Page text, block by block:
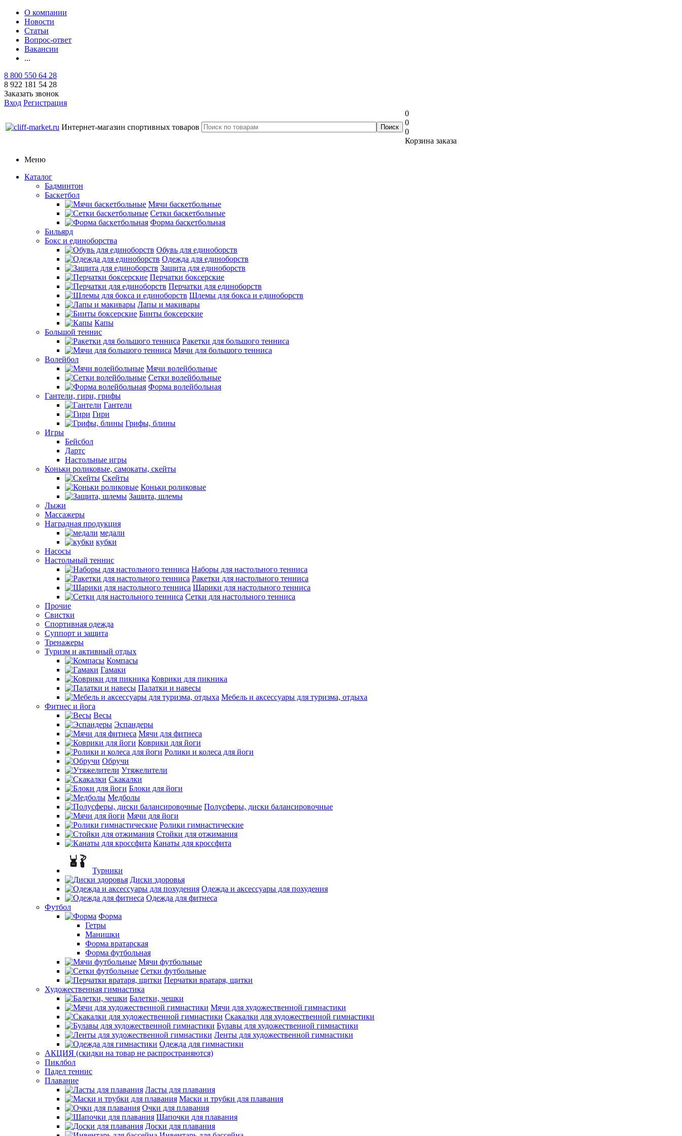
О компании
Новости
Статьи
Вопрос-ответ
Вакансии
...
8 800 550 64 28
8 922 181 54 28
Заказать звонок
Вход Регистрация
Интернет-магазин спортивных товаров
0
0
0
Корзина заказа
Меню
Каталог
Бадминтон
Баскетбол
Мячи баскетбольные
Сетки баскетбольные
Форма баскетбольная
Бильярд
Бокс и единоборства
Обувь для единоборств
Одежда для единоборств
Защита для единоборств
Перчатки боксерские
Перчатки для единоборств
Шлемы для бокса и единоборств
Лапы и макивары
Бинты боксерские
Капы
Большой теннис
Ракетки для большого тенниса
Мячи для большого тенниса
Волейбол
Мячи волейбольные
Сетки волейбольные
Форма волейбольная
Гантели, гири, грифы
Гантели
Гири
Грифы, блины
Игры
Бейсбол
Дартс
Настольные игры
Коньки роликовые, самокаты, скейты
Скейты
Коньки роликовые
Защита, шлемы
Лыжи
Массажеры
Наградная продукция
медали
кубки
Насосы
Настольный теннис
Наборы для настольного тенниса
Ракетки для настольного тенниса
Шарики для настольного тенниса
Сетки для настольного тенниса
Прочие
Свистки
Спортивная одежда
Суппорт и защита
Тренажеры
Туризм и активный отдых
Компасы
Гамаки
Коврики для пикника
Палатки и навесы
Мебель и аксессуары для туризма, отдыха
Фитнес и йога
Весы
Эспандеры
Мячи для фитнеса
Коврики для йоги
Ролики и колеса для йоги
Обручи
Утяжелители
Скакалки
Блоки для йоги
Медболы
Полусферы, диски балансировочные
Мячи для йоги
Ролики гимнастические
Стойки для отжимания
Канаты для кроссфита
Турники
Диски здоровья
Одежда и аксессуары для похудения
Одежда для фитнеса
Футбол
Форма
Гетры
Манишки
Форма вратарская
Форма футбольная
Мячи футбольные
Сетки футбольные
Перчатки вратаря, щитки
Художественная гимнастика
Балетки, чешки
Мячи для художественной гимнастики
Скакалки для художественной гимнастики
Булавы для художественной гимнастики
Ленты для художественной гимнастики
Одежда для гимнастики
АКЦИЯ (скидки на товар не распространяются)
Пиклбол
Падел теннис
Плавание
Ласты для плавания
Маски и трубки для плавания
Очки для плавания
Шапочки для плавания
Доски для плавания